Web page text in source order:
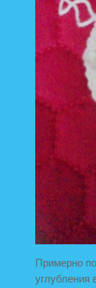
Примерно
углубления